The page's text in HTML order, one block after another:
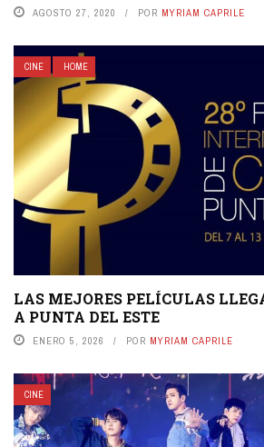
AGOSTO 27, 2020 POR MYRIAM CAPRILE
CINE HOME
LAS MEJORES PELÍCULAS
A PUNTA DEL ESTE
ENERO 5, 2026 POR MYRIAM CAPRILE
CINE